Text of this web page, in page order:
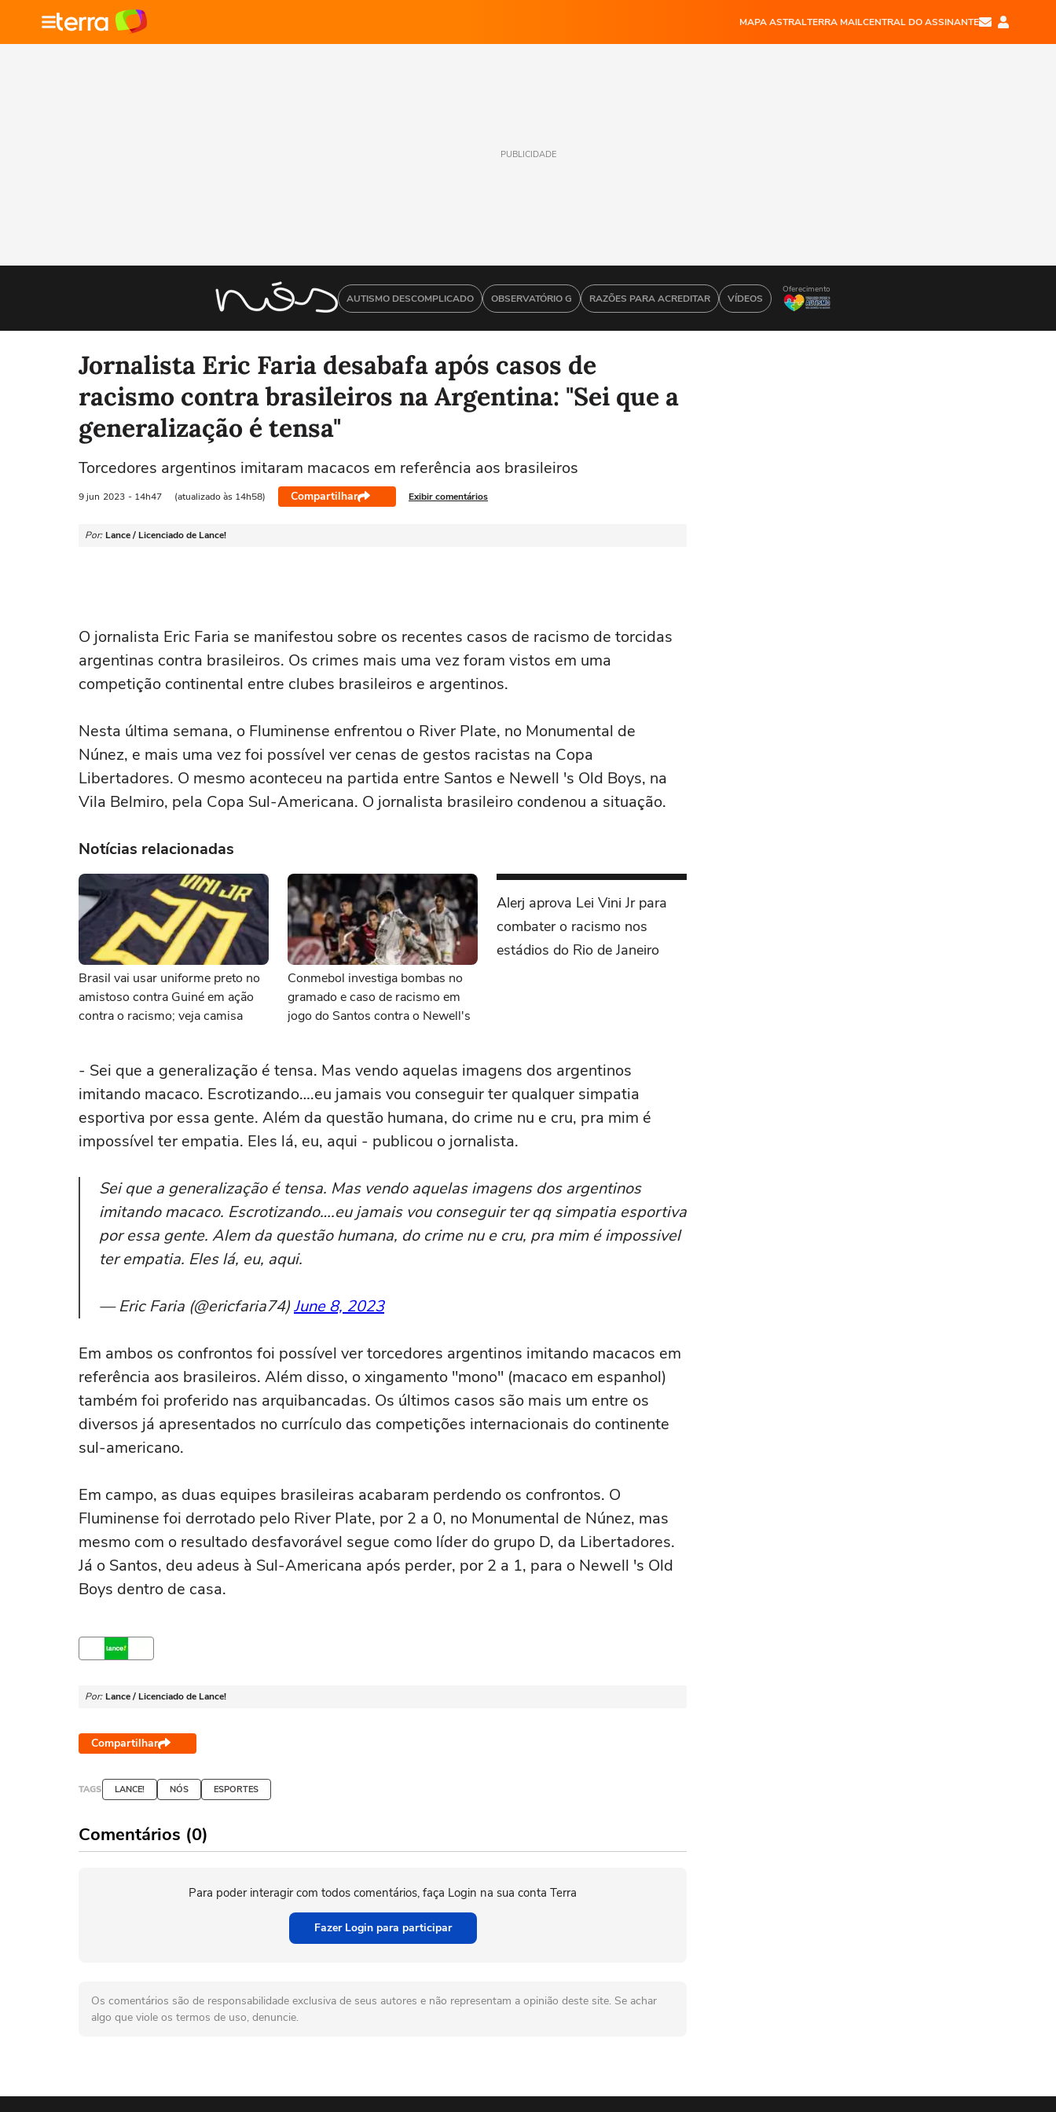
MAPA ASTRALTERRA MAILCENTRAL DO ASSINANTE
PUBLICIDADE
AUTISMO DESCOMPLICADO OBSERVATÓRIO G RAZÕES PARA ACREDITAR VÍDEOS
Oferecimento
Jornalista Eric Faria desabafa após casos de
racismo contra brasileiros na Argentina: "Sei que a
generalização é tensa"
Torcedores argentinos imitaram macacos em referência aos brasileiros
9 jun 2023 - 14h47 (atualizado às 14h58) Compartilhar Exibir comentários
Por: Lance / Licenciado de Lance!
O jornalista Eric Faria se manifestou sobre os recentes casos de racismo de torcidas
argentinas contra brasileiros. Os crimes mais uma vez foram vistos em uma
competição continental entre clubes brasileiros e argentinos.
Nesta última semana, o Fluminense enfrentou o River Plate, no Monumental de
Núnez, e mais uma vez foi possível ver cenas de gestos racistas na Copa
Libertadores. O mesmo aconteceu na partida entre Santos e Newell 's Old Boys, na
Vila Belmiro, pela Copa Sul-Americana. O jornalista brasileiro condenou a situação.
Notícias relacionadas
Brasil vai usar uniforme preto no
amistoso contra Guiné em ação
contra o racismo; veja camisa
Conmebol investiga bombas no
gramado e caso de racismo em
jogo do Santos contra o Newell's
Alerj aprova Lei Vini Jr para
combater o racismo nos
estádios do Rio de Janeiro
- Sei que a generalização é tensa. Mas vendo aquelas imagens dos argentinos
imitando macaco. Escrotizando….eu jamais vou conseguir ter qualquer simpatia
esportiva por essa gente. Além da questão humana, do crime nu e cru, pra mim é
impossível ter empatia. Eles lá, eu, aqui - publicou o jornalista.
Sei que a generalização é tensa. Mas vendo aquelas imagens dos argentinos
imitando macaco. Escrotizando….eu jamais vou conseguir ter qq simpatia esportiva
por essa gente. Alem da questão humana, do crime nu e cru, pra mim é impossivel
ter empatia. Eles lá, eu, aqui.
— Eric Faria (@ericfaria74)June 8, 2023
Em ambos os confrontos foi possível ver torcedores argentinos imitando macacos em
referência aos brasileiros. Além disso, o xingamento "mono" (macaco em espanhol)
também foi proferido nas arquibancadas. Os últimos casos são mais um entre os
diversos já apresentados no currículo das competições internacionais do continente
sul-americano.
Em campo, as duas equipes brasileiras acabaram perdendo os confrontos. O
Fluminense foi derrotado pelo River Plate, por 2 a 0, no Monumental de Núnez, mas
mesmo com o resultado desfavorável segue como líder do grupo D, da Libertadores.
Já o Santos, deu adeus à Sul-Americana após perder, por 2 a 1, para o Newell 's Old
Boys dentro de casa.
Por: Lance / Licenciado de Lance!
Compartilhar
TAGS LANCE! NÓS ESPORTES
Comentários (0)
Para poder interagir com todos comentários, faça Login na sua conta Terra
Fazer Login para participar
Os comentários são de responsabilidade exclusiva de seus autores e não representam a opinião deste site. Se achar
algo que viole os termos de uso, denuncie.